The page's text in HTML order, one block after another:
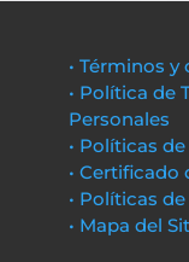
• Términos
• Política de
Personales
• Políticas
• Certificado
• Políticas
• Mapa del